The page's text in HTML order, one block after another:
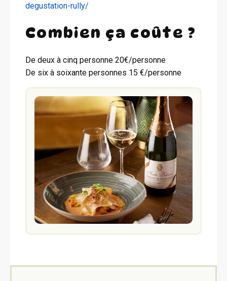
degustation-rully/
Combien ça coûte ?
De deux à cinq personne 20€/personne
De six à soixante personnes 15 €/personne